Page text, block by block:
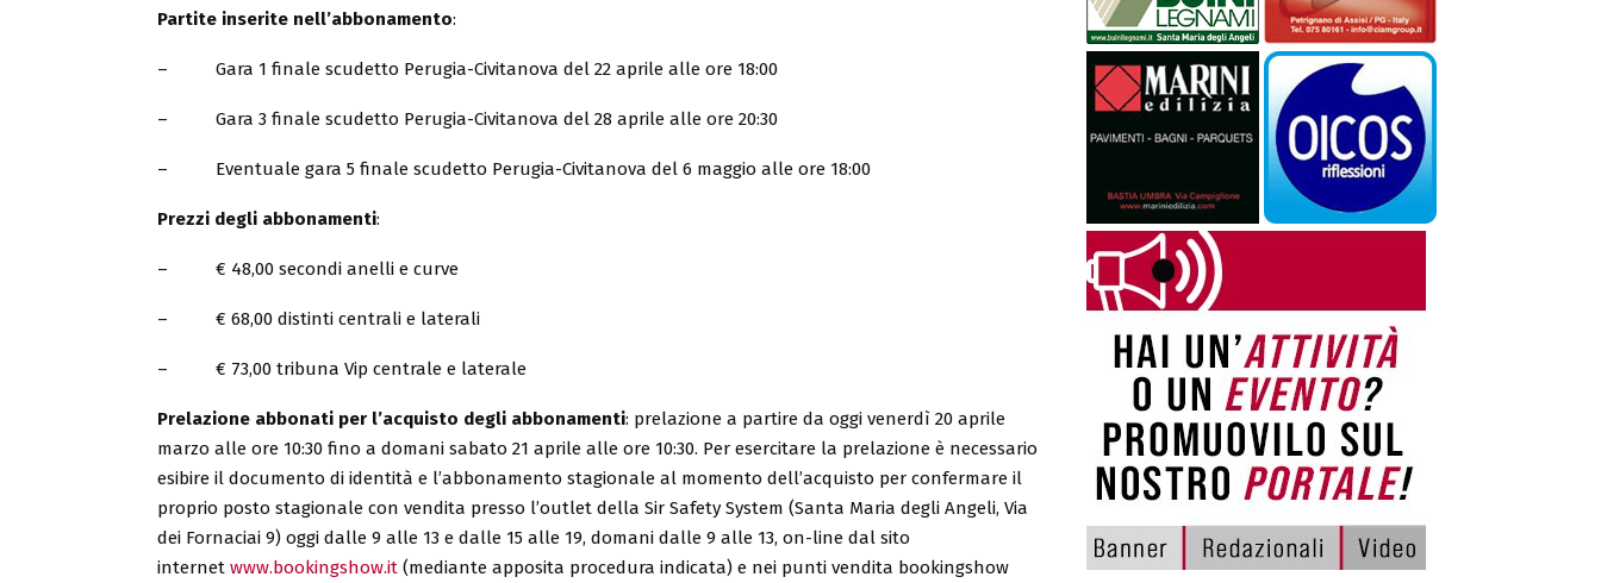
Partite inserite nell’abbonamento:
– Gara 1 finale scudetto Perugia-Civitanova del 22 aprile alle ore 18:00
– Gara 3 finale scudetto Perugia-Civitanova del 28 aprile alle ore 20:30
– Eventuale gara 5 finale scudetto Perugia-Civitanova del 6 maggio alle ore 18:00
Prezzi degli abbonamenti:
– € 48,00 secondi anelli e curve
– € 68,00 distinti centrali e laterali
– € 73,00 tribuna Vip centrale e laterale
Prelazione abbonati per l’acquisto degli abbonamenti: prelazione a partire da oggi venerdì 20 aprile
marzo alle ore 10:30 fino a domani sabato 21 aprile alle ore 10:30. Per esercitare la prelazione è necessario
esibire il documento di identità e l’abbonamento stagionale al momento dell’acquisto per confermare il
proprio posto stagionale con vendita presso l’outlet della Sir Safety System (Santa Maria degli Angeli, Via
dei Fornaciai 9) oggi dalle 9 alle 13 e dalle 15 alle 19, domani dalle 9 alle 13, on-line dal sito
internet www.bookingshow.it (mediante apposita procedura indicata) e nei punti vendita bookingshow